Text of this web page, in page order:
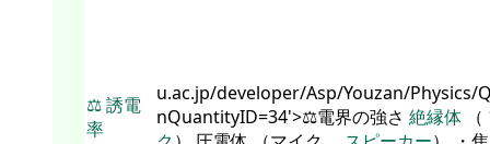
⚖️誘電
率
u.ac.jp/developer/Asp/Youzan/Physics/
nQuantityID=34'>⚖️電界の強さ 絶縁体 （